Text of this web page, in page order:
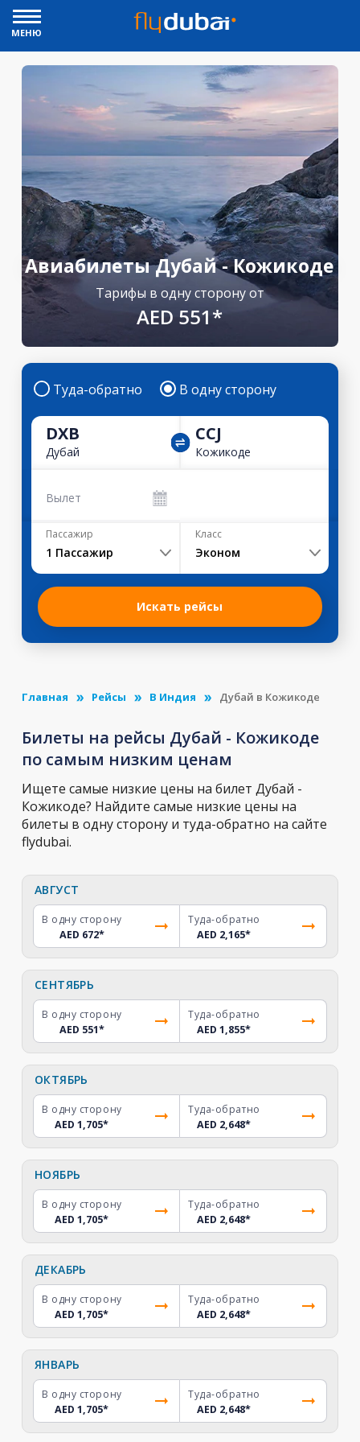
МЕНЮ
Авиабилеты Дубай - Кожикоде
Тарифы в одну сторону от
AED 551*
Туда-обратно В одну сторону
DXB
Дубай
CCJ
Кожикоде
Вылет
Пассажир
1 Пассажир
Класс
Эконом
Искать рейсы
Главная Рейсы В Индия Дубай в Кожикоде
Билеты на рейсы Дубай - Кожикоде
по самым низким ценам
Ищете самые низкие цены на билет Дубай -
Кожикоде? Найдите самые низкие цены на
билеты в одну сторону и туда-обратно на сайте
flydubai.
АВГУСТ
В одну сторону
AED 672*
Туда-обратно
AED 2,165*
СЕНТЯБРЬ
В одну сторону
AED 551*
Туда-обратно
AED 1,855*
ОКТЯБРЬ
В одну сторону
AED 1,705*
Туда-обратно
AED 2,648*
НОЯБРЬ
В одну сторону
AED 1,705*
Туда-обратно
AED 2,648*
ДЕКАБРЬ
В одну сторону
AED 1,705*
Туда-обратно
AED 2,648*
ЯНВАРЬ
В одну сторону
AED 1,705*
Туда-обратно
AED 2,648*